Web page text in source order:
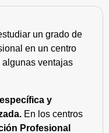
un grado de
en un centro
algunas ventajas
y
En los centros
Profesional